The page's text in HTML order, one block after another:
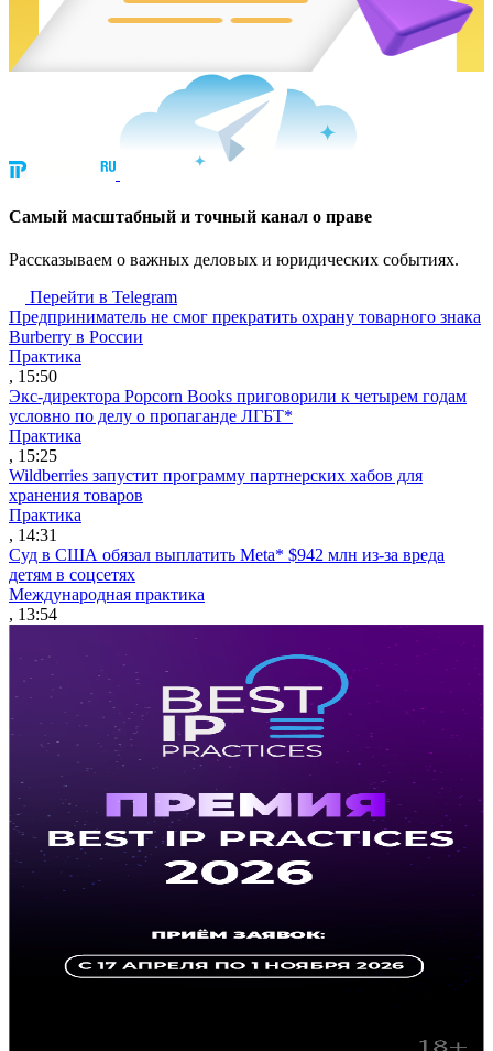
Cамый масштабный и точный канал о праве
Рассказываем о важных деловых и юридических событиях.
Перейти в Telegram
Предприниматель не смог прекратить охрану товарного знака
Burberry в России
Практика
, 15:50
Экс-директора Popcorn Books приговорили к четырем годам
условно по делу о пропаганде ЛГБТ*
Практика
, 15:25
Wildberries запустит программу партнерских хабов для
хранения товаров
Практика
, 14:31
Суд в США обязал выплатить Meta* $942 млн из-за вреда
детям в соцсетях
Международная практика
, 13:54